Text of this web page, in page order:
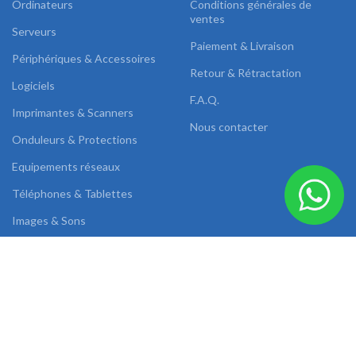
Ordinateurs
Serveurs
Périphériques & Accessoires
Logiciels
Imprimantes & Scanners
Onduleurs & Protections
Equipements réseaux
Téléphones & Tablettes
Images & Sons
Conditions générales de
ventes
Paiement & Livraison
Retour & Rétractation
F.A.Q.
Nous contacter